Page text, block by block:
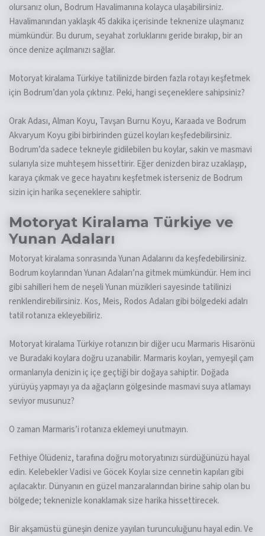
olursanız olun, Bodrum Havalimanına kolayca ulaşabilirsiniz.
Havalimanından yaklaşık 45 dakika içerisinde teknenize ulaşmanız
mümkündür. Bu durum, seyahat zorluklarını geride bırakıp, bir an
önce denize açılmanızı sağlar.
Motoryat kiralama Türkiye tatilinizde birden fazla rotayı keşfetmek
için Bodrum’dan yola çıktınız. Peki, hangi seçeneklere sahipsiniz?
Orak Adası, Alman Koyu, Tavşan Burnu Koyu, Karaada ve Bodrum
Akvaryum Koyu gibi birbirinden güzel koyları keşfedebilirsiniz.
Bodrum’da sadece tekneyle gidilebilen bu koylar, sakin ve masmavi
sularıyla size muhteşem hissettirir. Eğer denizden biraz uzaklaşıp,
karaya çıkmak ve gece hayatını keşfetmek isterseniz de Bodrum
sizin için harika seçeneklere sahiptir.
Motoryat Kiralama Türkiye ve
Yunan Adaları
Motoryat kiralama sonrasında Yunan Adalarını da keşfedebilirsiniz.
Bodrum koylarından Yunan Adaları’na gitmek mümkündür. Hem inci
gibi sahilleri hem de neşeli Yunan müzikleri sayesinde tatilinizi
renklendirebilirsiniz. Kos, Meis, Rodos Adaları gibi bölgedeki adalrı
tatil rotanıza ekleyebiliriz.
Motoryat kiralama Türkiye rotanızın bir diğer ucu Marmaris Hisarönü
ve Buradaki koylara doğru uzanabilir. Marmaris koyları, yemyeşil çam
ormanlarıyla denizin iç içe geçtiği bir doğaya sahiptir. Doğada
yürüyüş yapmayı ya da ağaçların gölgesinde masmavi suya atlamayı
seviyor musunuz?
O zaman Marmaris’i rotanıza eklemeyi unutmayın.
Fethiye Ölüdeniz, tarafına doğru motoryatınızı sürdüğünüzü hayal
edin. Kelebekler Vadisi ve Göcek Koylaı size cennetin kapıları gibi
açılacaktır. Dünyanın en güzel manzaralarından birine sahip olan bu
bölgede; teknenizle konaklamak size harika hissettirecek.
Bir akşamüstü güneşin denize yayılan turunculuğunu hayal edin. Ve